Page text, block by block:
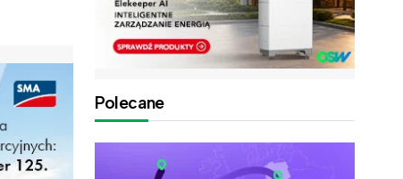
Polecane